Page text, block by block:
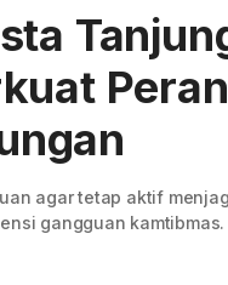
agar tetap aktif
gangguan kamtibmas.